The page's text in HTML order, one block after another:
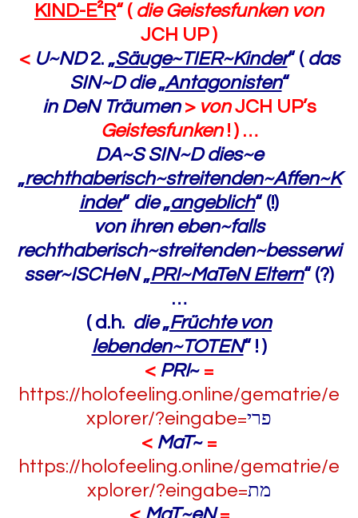
KIND-E²R“ ( die Geistesfunken von
JCH UP )
< U~ND2. „Säuge~TIER~Kinder“ ( das
SIN~D die„Antagonisten“
in DeN Träumen > vonJCH UP’s
Geistesfunken ! ) …
DA~S SIN~D dies~e
„rechthaberisch~streitenden~Affen~K
inder“ die„angeblich“ (!)
von ihren eben~falls
rechthaberisch~streitenden~besserwi
sser~ISCHeN„PRI~MaTeN Eltern“ (?)
…
( d.h. die„Früchte von
lebenden~TOTEN“ ! )
< PRI~ =
https://holofeeling.online/gematrie/e
xplorer/?eingabe=פרי
< MaT~ =
https://holofeeling.online/gematrie/e
xplorer/?eingabe=מת